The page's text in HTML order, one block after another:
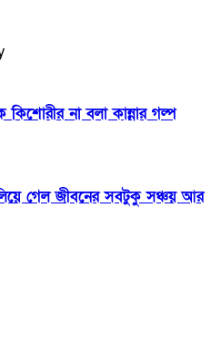
না বলা কান্নার গল্প
গেল জীবনের সবটুকু সঞ্চয় আর